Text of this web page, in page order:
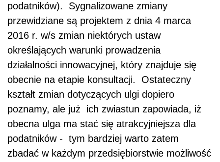
podatników). Sygnalizowane zmiany
przewidziane są projektem z dnia 4 marca
2016 r. w/s zmian niektórych ustaw
określających warunki prowadzenia
działalności innowacyjnej, który znajduje się
obecnie na etapie konsultacji. Ostateczny
kształt zmian dotyczących ulgi dopiero
poznamy, ale już ich zwiastun zapowiada, iż
obecna ulga ma stać się atrakcyjniejsza dla
podatników - tym bardziej warto zatem
zbadać w każdym przedsiębiorstwie możliwość